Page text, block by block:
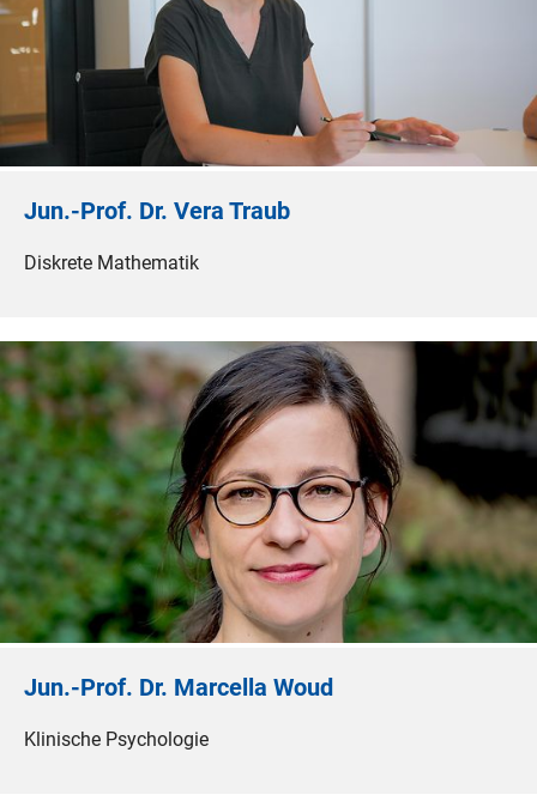
Jun.-Prof. Dr. Vera Traub
Diskrete Mathematik
Jun.-Prof. Dr. Marcella Woud
Klinische Psychologie